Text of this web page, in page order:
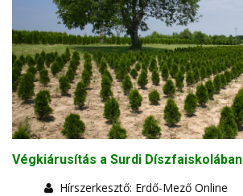
Végkiárusítás a Surdi Díszfaiskolában
Hírszerkesztő: Erdő-Mező Online